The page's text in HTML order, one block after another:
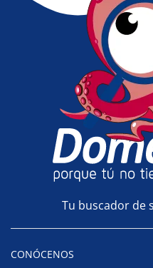
Tu buscador de
CONÓCENOS